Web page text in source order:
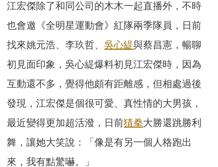
江宏傑除了和同公司的木木一起直播外，不時
也會邀《全明星運動會》紅隊兩季隊員，日前
找來姚元浩、李玖哲、吳心緹與蔡昌憲，暢聊
初見面印象，吳心緹爆料初見江宏傑時，因為
互動還不多，覺得他頗有距離感，但相處過後
發現，江宏傑是個很可愛、真性情的大男孩，
最近變得更加超活潑，日前猜拳大勝還跳勝利
舞，讓她大笑說：「像是有另一個人格跑出
來，我有點驚嚇。」